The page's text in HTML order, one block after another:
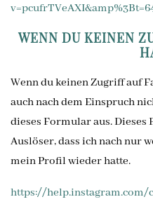
WENN DU KEINEN
Wenn du keinen Zugriff auf
auch nach dem Einspruch
dieses Formular aus.
Auslöser, dass ich nach nur
mein Profil wieder hatte.
https://help.instagram.com/